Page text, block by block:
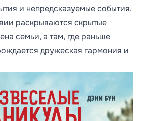
и непредсказуемые события.
раскрываются скрытые
семьи, а там, где раньше
дружеская гармония и